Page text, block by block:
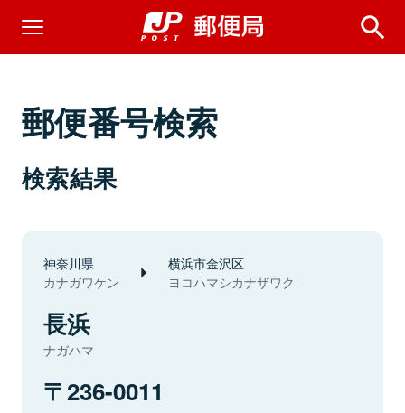
郵便番号検索
検索結果
神奈川県
カナガワケン
横浜市金沢区
ヨコハマシカナザワク
長浜
ナガハマ
236-0011